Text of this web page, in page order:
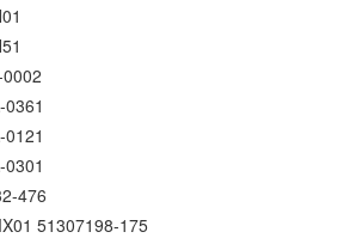
476
51307198-175